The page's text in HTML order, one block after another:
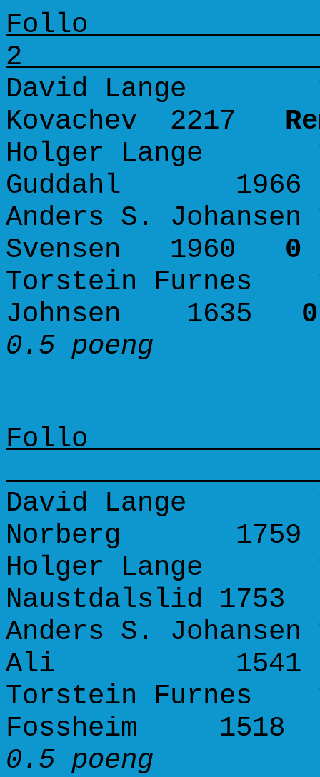
Follo
David Lange
Kovachev 2217
Holger Lange
Guddahl
Anders S.
Svensen 1960 0
Torstein Furnes
Johnsen 1635
0.5 poeng
Follo
David Lange
Norberg
Holger Lange
Naustdalslid
Anders S.
Ali
Torstein Furnes
Fossheim
0.5 poeng